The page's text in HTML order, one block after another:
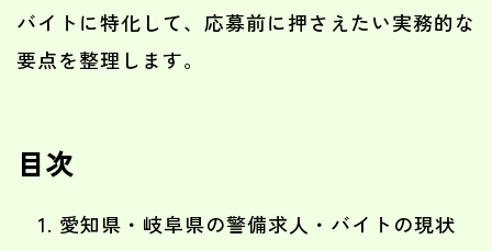
バイトに特化して、応募前に押さえたい実務的な
要点を整理します。
目次
愛知県・岐阜県の警備求人・バイトの現状